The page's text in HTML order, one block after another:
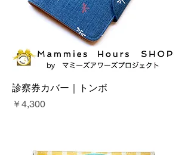
診察券カバー｜トンボ
価格
￥4,300